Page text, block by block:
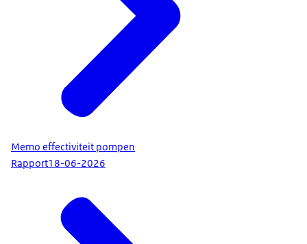
Memo effectiviteit pompen
Rapport18-06-2026